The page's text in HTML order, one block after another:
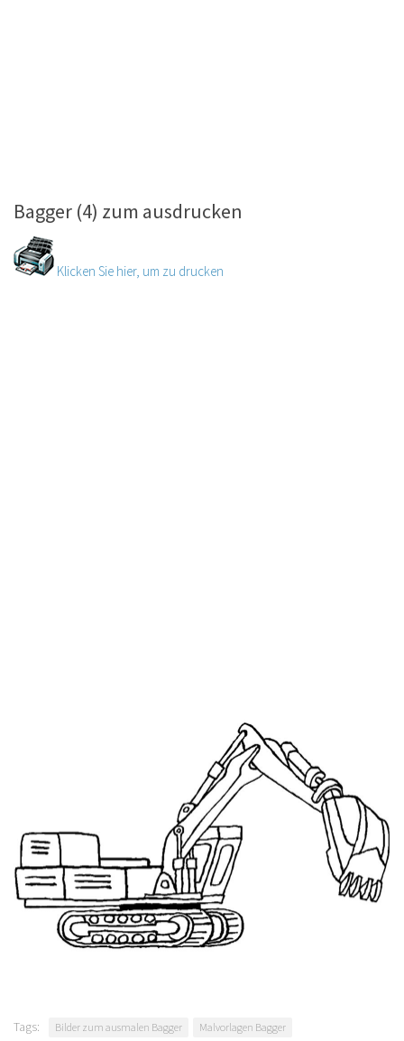
Bagger (4) zum ausdrucken
Klicken Sie hier, um zu drucken
Tags: Bilder zum ausmalen Bagger Malvorlagen Bagger